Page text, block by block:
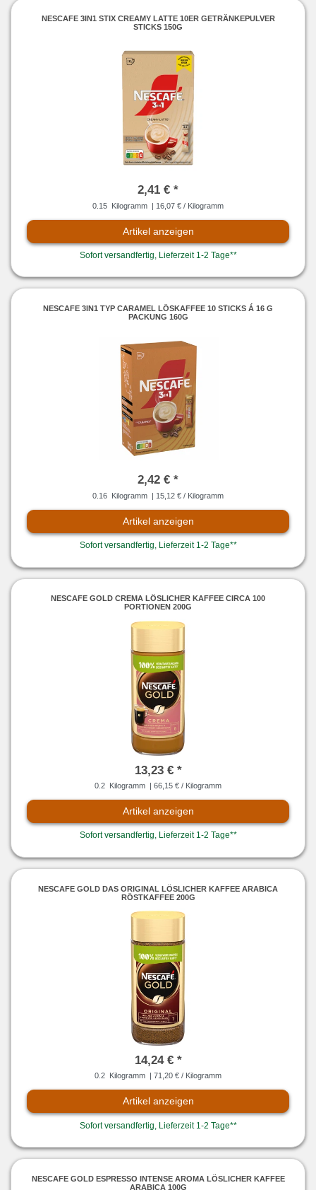
NESCAFE 3IN1 STIX CREAMY LATTE 10ER GETRÄNKEPULVER
STICKS 150G
2,41 € *
0.15 Kilogramm | 16,07 € / Kilogramm
Artikel anzeigen
Sofort versandfertig, Lieferzeit 1-2 Tage**
NESCAFE 3IN1 TYP CARAMEL LÖSKAFFEE 10 STICKS Á 16 G
PACKUNG 160G
2,42 € *
0.16 Kilogramm | 15,12 € / Kilogramm
Artikel anzeigen
Sofort versandfertig, Lieferzeit 1-2 Tage**
NESCAFE GOLD CREMA LÖSLICHER KAFFEE CIRCA 100
PORTIONEN 200G
13,23 € *
0.2 Kilogramm | 66,15 € / Kilogramm
Artikel anzeigen
Sofort versandfertig, Lieferzeit 1-2 Tage**
NESCAFE GOLD DAS ORIGINAL LÖSLICHER KAFFEE ARABICA
RÖSTKAFFEE 200G
14,24 € *
0.2 Kilogramm | 71,20 € / Kilogramm
Artikel anzeigen
Sofort versandfertig, Lieferzeit 1-2 Tage**
NESCAFE GOLD ESPRESSO INTENSE AROMA LÖSLICHER KAFFEE
ARABICA 100G